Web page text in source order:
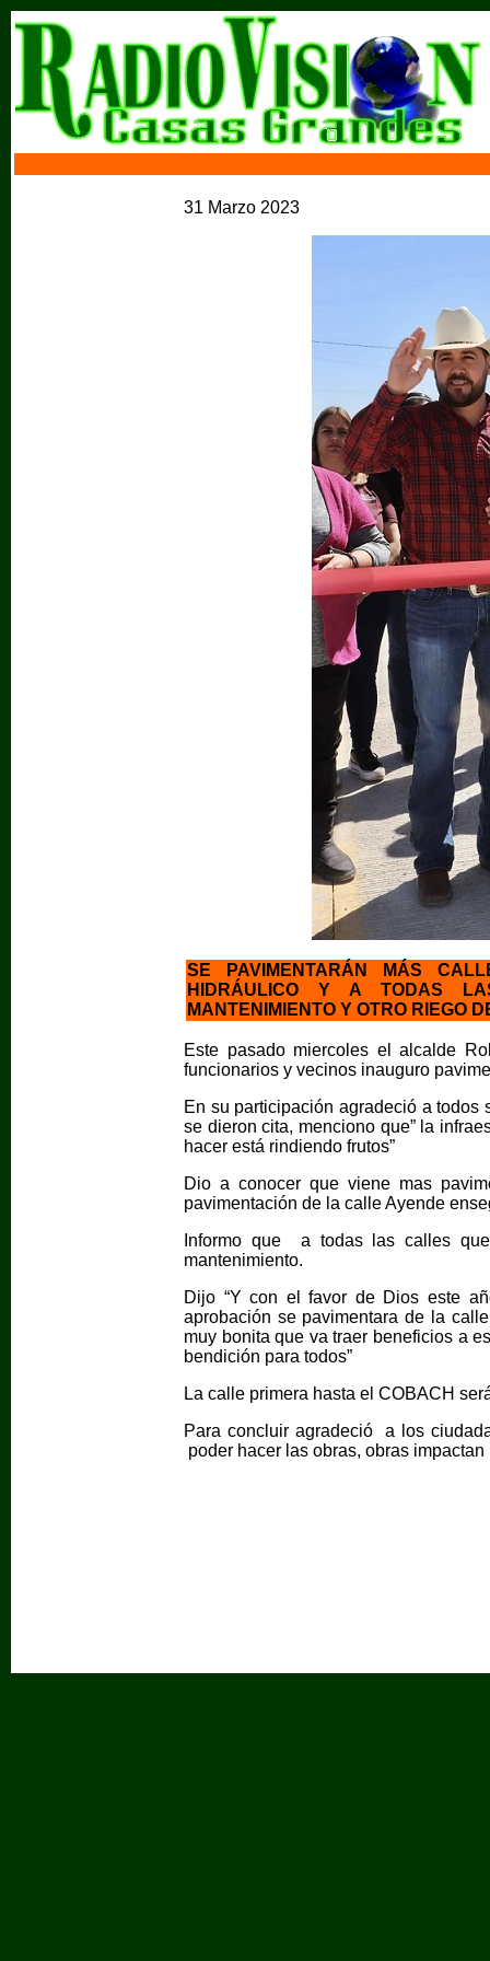
31 Marzo 2023
SE PAVIMENTARÁN MÁS
HIDRÁULICO Y A TODAS
MANTENIMIENTO Y OTRO RIEGO
Este pasado miercoles el alcalde
funcionarios y vecinos inauguro
En su participación agradeció a
se dieron cita, menciono que” la
hacer está rindiendo frutos”
Dio a conocer que viene mas
pavimentación de la calle Ayende
Informo que a todas las calles
mantenimiento.
Dijo “Y con el favor de Dios este
aprobación se pavimentara de la
muy bonita que va traer beneficios a
bendición para todos”
La calle primera hasta el COBACH
Para concluir agradeció a los
poder hacer las obras, obras